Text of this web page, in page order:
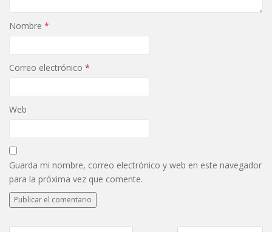
Nombre *
Correo electrónico *
Web
Guarda mi nombre, correo electrónico y web en este navegador
para la próxima vez que comente.